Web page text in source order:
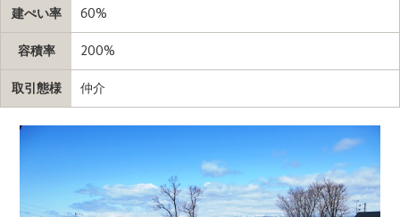
建ぺい率 60%
容積率 200%
取引態様 仲介